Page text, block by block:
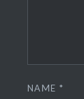
NAME *